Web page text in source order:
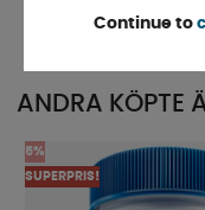
ANDRA KÖPTE
5%
SUPERPRIS!
Continue to